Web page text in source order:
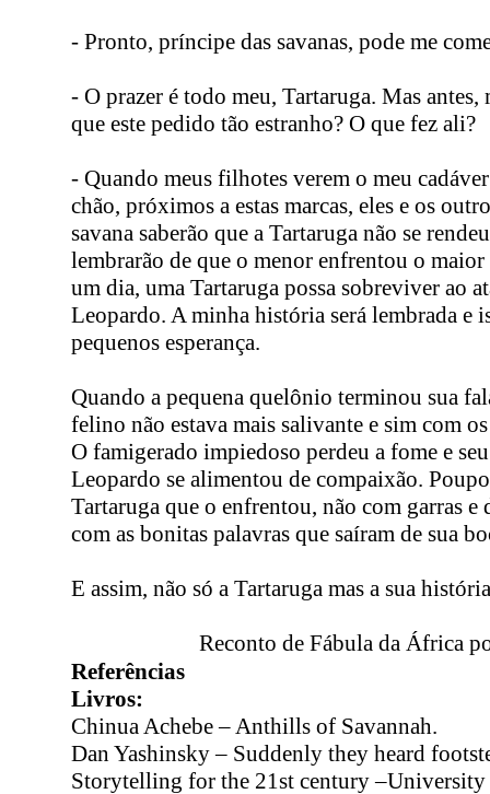
- Pronto, príncipe das savanas, pode me
- O prazer é todo meu, Tartaruga. Mas antes,
que este pedido tão estranho? O que fez ali?
- Quando meus filhotes verem o meu
chão, próximos a estas marcas, eles e os
savana saberão que a Tartaruga não se
lembrarão de que o menor enfrentou o maior
um dia, uma Tartaruga possa sobreviver ao
Leopardo. A minha história será lembrada e
pequenos esperança.
Quando a pequena quelônio terminou sua
felino não estava mais salivante e sim com
O famigerado impiedoso perdeu a fome e
Leopardo se alimentou de compaixão.
Tartaruga que o enfrentou, não com garras e
com as bonitas palavras que saíram de sua
E assim, não só a Tartaruga mas a sua
Reconto de Fábula da África
Referências
Livros:
Chinua Achebe – Anthills of Savannah.
Dan Yashinsky – Suddenly they heard
Storytelling for the 21st century –University